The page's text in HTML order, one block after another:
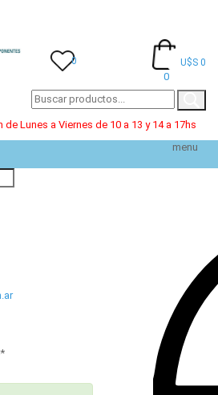
0
0
U$S 0
Lunes a Viernes de 10 a 13 y 14 a 17hs
menu